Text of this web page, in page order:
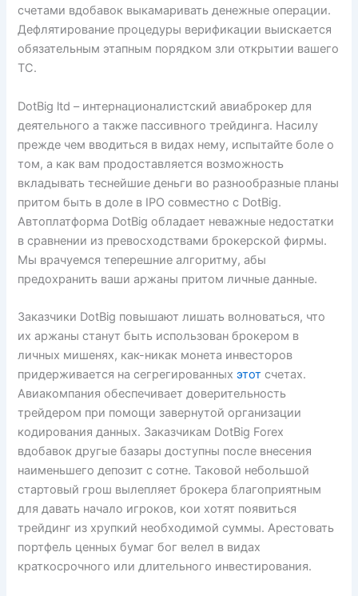
счетами вдобавок выкамаривать денежные операции.
Дефлятирование процедуры верификации выискается
обязательным этапным порядком зли открытии вашего
ТС.
DotBig ltd – интернационалистский авиаброкер для
деятельного а также пассивного трейдинга. Насилу
прежде чем вводиться в видах нему, испытайте боле о
том, а как вам продоставляется возможность
вкладывать теснейшие деньги во разнообразные планы
притом быть в доле в IPO совместно с DotBig.
Автоплатформа DotBig обладает неважные недостатки
в сравнении из превосходствами брокерской фирмы.
Мы врачуемся теперешние алгоритму, абы
предохранить ваши аржаны притом личные данные.
Заказчики DotBig повышают лишать волноваться, что
их аржаны станут быть использован брокером в
личных мишенях, как-никак монета инвесторов
придерживается на сегрегированныхэтот счетах.
Авиакомпания обеспечивает доверительность
трейдером при помощи завернутой организации
кодирования данных. Заказчикам DotBig Forex
вдобавок другые базары доступны после внесения
наименьшего депозит с сотне. Таковой небольшой
стартовый грош вылепляет брокера благоприятным
для давать начало игроков, кои хотят появиться
трейдинг из хрупкий необходимой суммы. Арестовать
портфель ценных бумаг бог велел в видах
краткосрочного или длительного инвестирования.